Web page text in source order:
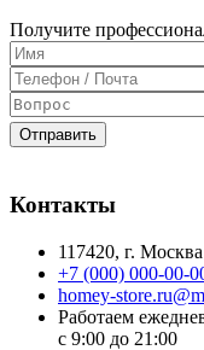
Получите
Отправить
Контакты
117420, г. Москва
+7 (000) 000-00-
homey-
Работаем
с 9:00 до 21:00